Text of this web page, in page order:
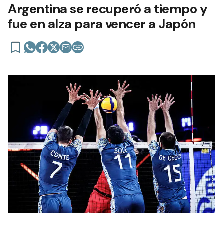
Argentina se recuperó a tiempo y
fue en alza para vencer a Japón